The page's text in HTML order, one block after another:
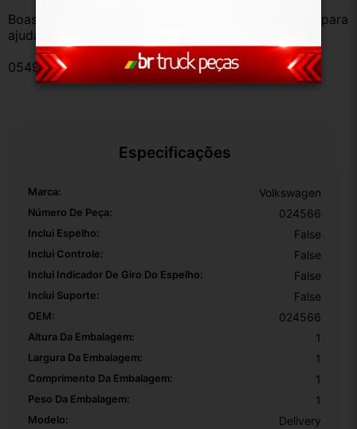
Boas compras e sempre que precisar estamos aqui para
ajudar!
054928 _
Especificações
Marca: Volkswagen
Número De Peça: 024566
Inclui Espelho: False
Inclui Controle: False
Inclui Indicador De Giro Do Espelho: False
Inclui Suporte: False
OEM: 024566
Altura Da Embalagem: 1
Largura Da Embalagem: 1
Comprimento Da Embalagem: 1
Peso Da Embalagem: 1
Modelo: Delivery